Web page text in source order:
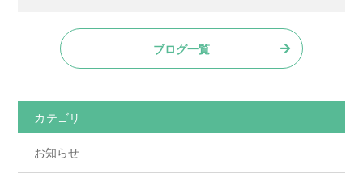
c
e
o
o
k
itt
er
e
ブログ一覧
カテゴリ
お知らせ